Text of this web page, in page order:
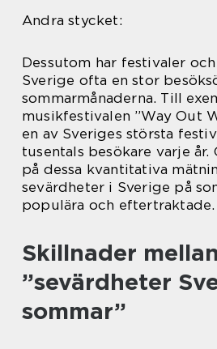
Andra stycket:
Dessutom har festivaler
Sverige ofta en stor
sommarmånaderna. Till
musikfestivalen ”Way Out
en av Sveriges största
tusentals besökare varje
på dessa kvantitativa
sevärdheter i Sverige på
populära och eftertraktade.
Skillnader
”sevärdheter
sommar”